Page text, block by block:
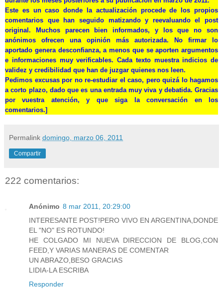
Este es un caso donde la actualización procede de los propios
comentarios que han seguido matizando y reevaluando el post
original. Muchos parecen bien informados, y los que no son
anónimos ofrecen una opinión más autorizada. No firmar lo
aportado genera desconfianza, a menos que se aporten argumentos
e informaciones muy verificables. Cada texto muestra indicios de
validez y credibilidad que han de juzgar quienes nos leen.
Pedimos excusas por no re-estudiar el caso, pero quizá lo hagamos
a corto plazo, dado que es una entrada muy viva y debatida. Gracias
por vuestra atención, y que siga la conversación en los
comentarios.]
Permalink domingo, marzo 06, 2011
Compartir
222 comentarios:
Anónimo 8 mar 2011, 20:29:00
INTERESANTE POST!PERO VIVO EN ARGENTINA,DONDE
EL "NO" ES ROTUNDO!
HE COLGADO MI NUEVA DIRECCION DE BLOG,CON
FEED,Y VARIAS MANERAS DE COMENTAR
UN ABRAZO,BESO GRACIAS
LIDIA-LA ESCRIBA
Responder